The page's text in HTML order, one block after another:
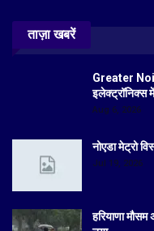
ताज़ा खबरें
Greater
इलेक्ट्रॉनिक्स
Aug 6, 2026
नोएडा मेट्रो
Jul 19, 2026
हरियाणा